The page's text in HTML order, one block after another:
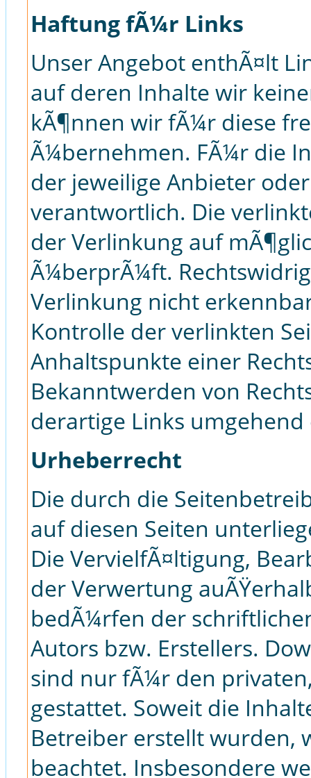
Haftung fÃ¼r Links
Unser Angebot enthÃ¤lt
auf deren Inhalte wir
kÃ¶nnen wir fÃ¼r diese
Ã¼bernehmen. FÃ¼r die
der jeweilige Anbieter
verantwortlich. Die
der Verlinkung auf
Ã¼berprÃ¼ft.
Verlinkung nicht
Kontrolle der verlinkten
Anhaltspunkte einer
Bekanntwerden von
derartige Links
Urheberrecht
Die durch die
auf diesen Seiten
Die VervielfÃ¤ltigung,
der Verwertung
bedÃ¼rfen der
Autors bzw. Erstellers.
sind nur fÃ¼r den
gestattet. Soweit die
Betreiber erstellt wurden,
beachtet. Insbesondere